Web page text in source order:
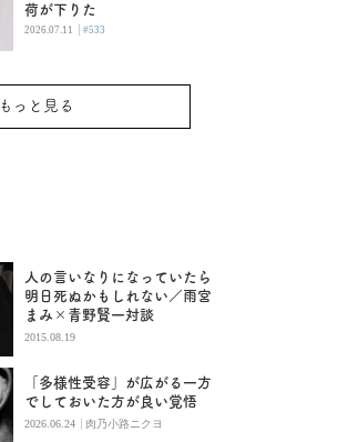
荷が下りた
2026.07.11 | #533
もっと見る
人の言いなりになっていたら
明日死ぬかもしれない／雨宮
まみ×青野賢一対談
2015.08.19
「多様性受容」が広がる一方
でしておいた方が良い覚悟
2026.06.24 | 肉乃小路ニクヨ